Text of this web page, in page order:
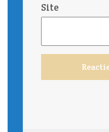
Site